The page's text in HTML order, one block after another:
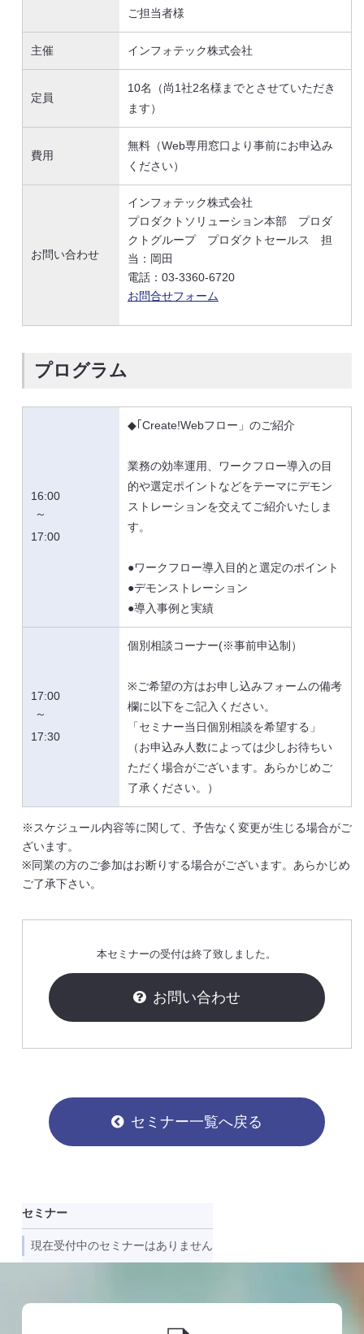
ご担当者様
主催 インフォテック株式会社
定員
10名（尚1社2名様までとさせていただき
ます）
費用
無料（Web専用窓口より事前にお申込み
ください）
お問い合わせ
インフォテック株式会社
プロダクトソリューション本部 プロダ
クトグループ プロダクトセールス 担
当：岡田
電話：03-3360-6720
お問合せフォーム
プログラム
16:00
～
17:00
◆｢Create!Webフロー」のご紹介
業務の効率運用、ワークフロー導入の目
的や選定ポイントなどをテーマにデモン
ストレーションを交えてご紹介いたしま
す。
●ワークフロー導入目的と選定のポイント
●デモンストレーション
●導入事例と実績
17:00
～
17:30
個別相談コーナー(※事前申込制）
※ご希望の方はお申し込みフォームの備考
欄に以下をご記入ください。
「セミナー当日個別相談を希望する」
（お申込み人数によっては少しお待ちい
ただく場合がございます。あらかじめご
了承ください。）
※スケジュール内容等に関して、予告なく変更が生じる場合がご
ざいます。
※同業の方のご参加はお断りする場合がございます。あらかじめ
ご了承下さい。
本セミナーの受付は終了致しました。
お問い合わせ
セミナー一覧へ戻る
セミナー
現在受付中のセミナーはありません